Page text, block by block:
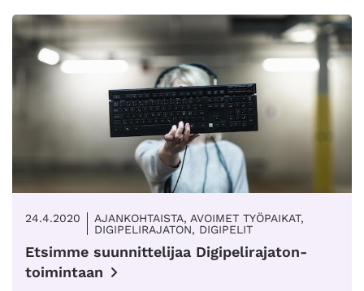
24.4.2020
AJANKOHTAISTA, AVOIMET TYÖPAIKAT,
DIGIPELIRAJATON, DIGIPELIT
Etsimme suunnittelijaa Digipelirajaton-
toimintaan